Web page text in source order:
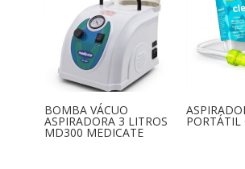
BOMBA VÁCUO
ASPIRADORA 3 LITROS
MD300 MEDICATE
PORTÁTIL